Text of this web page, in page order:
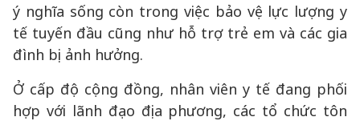
ý nghĩa sống còn trong việc bảo vệ lực lượng y
tế tuyến đầu cũng như hỗ trợ trẻ em và các gia
đình bị ảnh hưởng.
Ở cấp độ cộng đồng, nhân viên y tế đang phối
hợp với lãnh đạo địa phương, các tổ chức tôn